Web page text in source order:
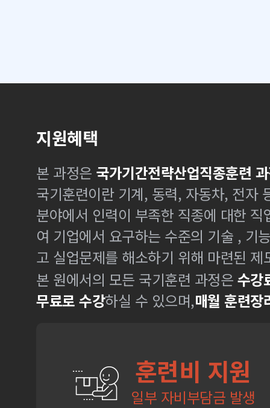
지원혜택
본 과정은 국가기간전략산업직종훈련
국기훈련이란 기계, 동력, 자동차, 전자
분야에서 인력이 부족한 직종에 대한
여 기업에서 요구하는 수준의 기술 , 기
고 실업문제를 해소하기 위해 마련된 제
본 원에서의 모든 국기훈련 과정은 수강
무료로 수강하실 수 있으며,매월 훈련장
훈련비 지원
일부 자비부담금 발생